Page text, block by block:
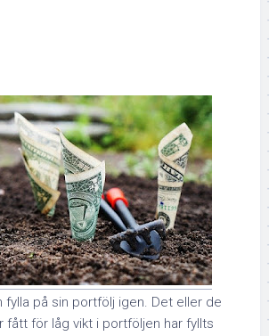
fylla på sin portfölj igen. Det eller de
fått för låg vikt i portföljen har fyllts